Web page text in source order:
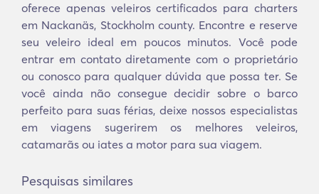
oferece apenas veleiros certificados para charters
em Nackanäs, Stockholm county. Encontre e reserve
seu veleiro ideal em poucos minutos. Você pode
entrar em contato diretamente com o proprietário
ou conosco para qualquer dúvida que possa ter. Se
você ainda não consegue decidir sobre o barco
perfeito para suas férias, deixe nossos especialistas
em viagens sugerirem os melhores veleiros,
catamarãs ou iates a motor para sua viagem.
Pesquisas similares